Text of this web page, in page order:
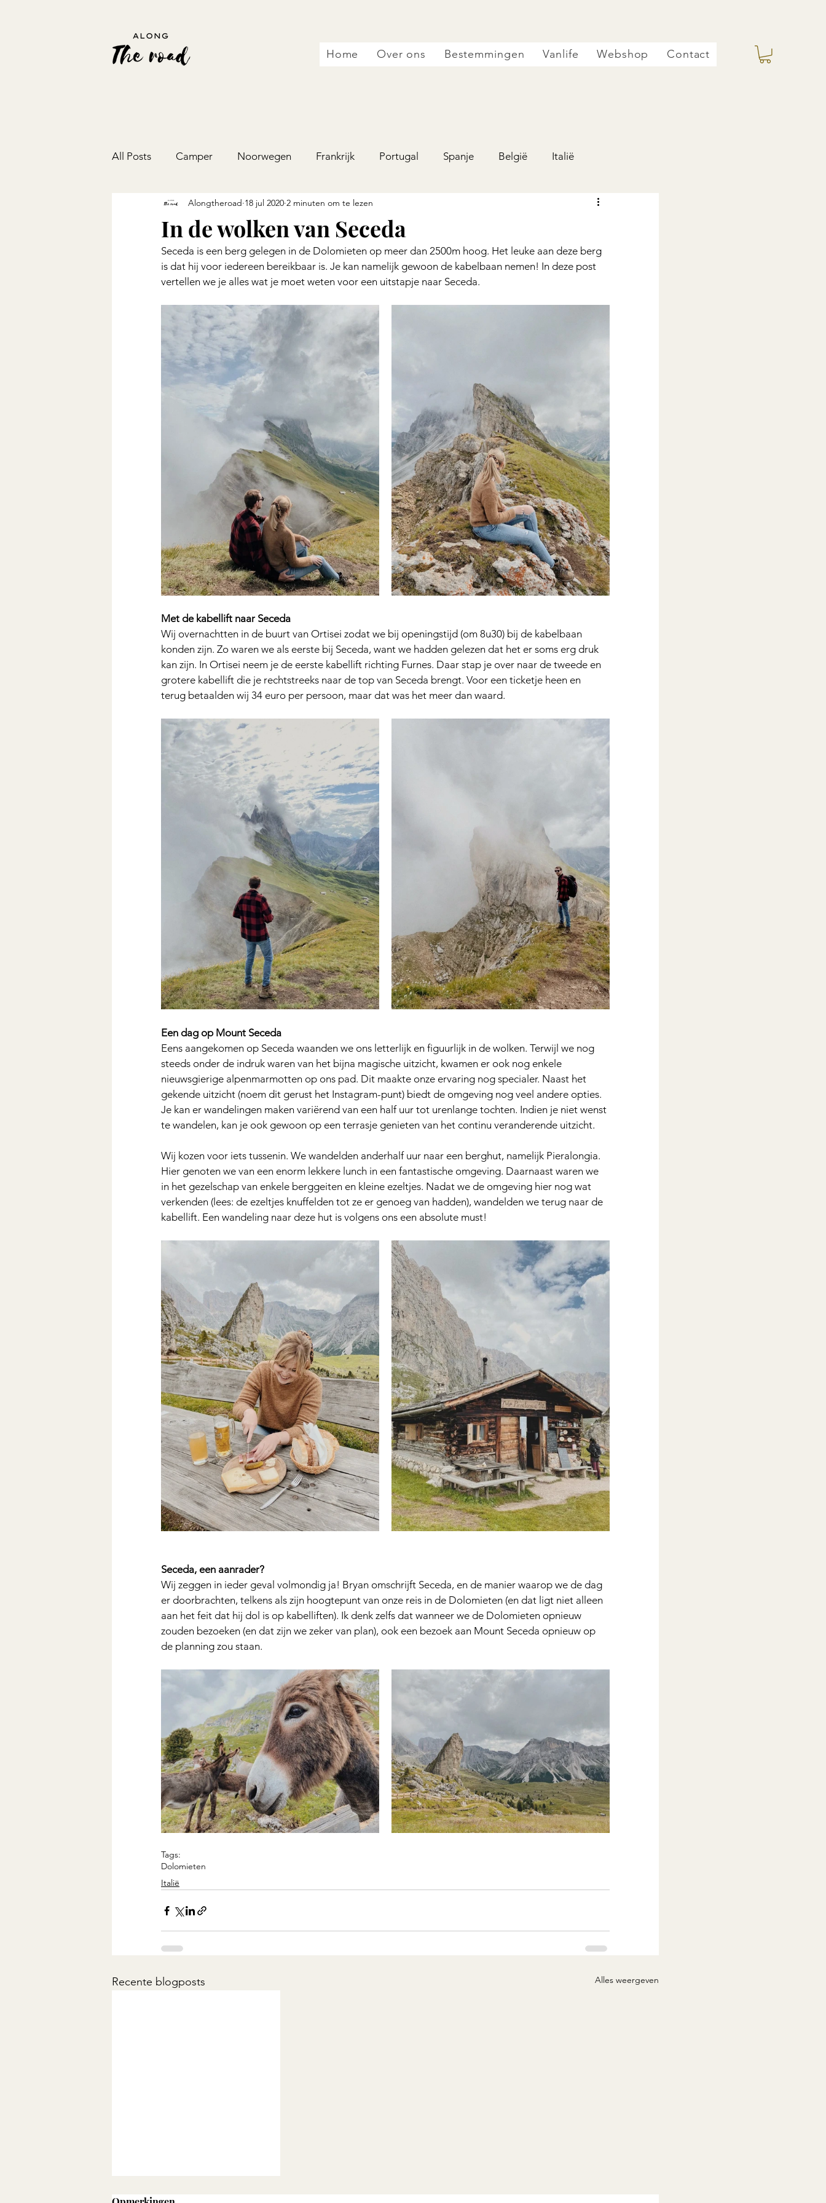
Home Over ons Bestemmingen Vanlife Webshop Contact
All Posts Camper Noorwegen Frankrijk Portugal Spanje België Italië
Bosnië & Herzegovina Montenegro Albanië
In de wolken van Seceda
Alongtheroad 18 jul 2020 2 minuten om te lezen
Seceda is een berg gelegen in de Dolomieten op meer dan 2500m hoog. Het leuke aan deze berg
is dat hij voor iedereen bereikbaar is. Je kan namelijk gewoon de kabelbaan nemen! In deze post
vertellen we je alles wat je moet weten voor een uitstapje naar Seceda.
﻿Met de kabellift naar Seceda
Wij overnachtten in de buurt van Ortisei zodat we bij openingstijd (om 8u30) bij de kabelbaan
konden zijn. Zo waren we als eerste bij Seceda, want we hadden gelezen dat het er soms erg druk
kan zijn. In Ortisei neem je de eerste kabellift richting Furnes. Daar stap je over naar de tweede en
grotere kabellift die je rechtstreeks naar de top van Seceda brengt. Voor een ticketje heen en
terug betaalden wij 34 euro per persoon, maar dat was het meer dan waard.
Een dag op Mount Seceda
Eens aangekomen op Seceda waanden we ons letterlijk en figuurlijk in de wolken. Terwijl we nog
steeds onder de indruk waren van het bijna magische uitzicht, kwamen er ook nog enkele
nieuwsgierige alpenmarmotten op ons pad. Dit maakte onze ervaring nog specialer. Naast het
gekende uitzicht (noem dit gerust het Instagram-punt) biedt de omgeving nog veel andere opties.
Je kan er wandelingen maken variërend van een half uur tot urenlange tochten. Indien je niet wenst
te wandelen, kan je ook gewoon op een terrasje genieten van het continu veranderende uitzicht.
Wij kozen voor iets tussenin. We wandelden anderhalf uur naar een berghut, namelijk Pieralongia.
Hier genoten we van een enorm lekkere lunch in een fantastische omgeving. Daarnaast waren we
in het gezelschap van enkele berggeiten en kleine ezeltjes. Nadat we de omgeving hier nog wat
verkenden (lees: de ezeltjes knuffelden tot ze er genoeg van hadden), wandelden we terug naar de
kabellift. Een wandeling naar deze hut is volgens ons een absolute must!
Seceda, een aanrader?
﻿Wij zeggen in ieder geval volmondig ja! Bryan omschrijft Seceda, en de manier waarop we de dag
er doorbrachten, telkens als zijn hoogtepunt van onze reis in de Dolomieten (en dat ligt niet alleen
aan het feit dat hij dol is op kabelliften). Ik denk zelfs dat wanneer we de Dolomieten opnieuw
zouden bezoeken (en dat zijn we zeker van plan), ook een bezoek aan Mount Seceda opnieuw op
de planning zou staan.
Tags:
Dolomieten
Italië
Recente blogposts Alles weergeven